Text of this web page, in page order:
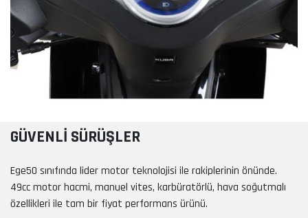
GÜVENLİ SÜRÜŞLER
Ege50 sınıfında lider motor teknolojisi ile rakiplerinin önünde.
49cc motor hacmi, manuel vites, karbüratörlü, hava soğutmalı
özellikleri ile tam bir fiyat performans ürünü.